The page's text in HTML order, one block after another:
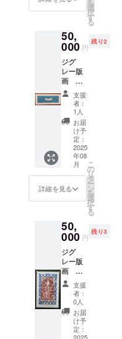
㎝ 多少
のサイ
はござ
います
ので、
ご了承
くださ
い。
を
選
択
す
る
50,
000 円
残り2
ジグ
レー版
画
「次元
への
ポータ
ル」 サ
イズ約
20×35
㎝ フ
レーム
サイ
ズ 約
32×46
㎝ 多少
のサイ
はござ
います
ので、
ご了承
くださ
い。
支援
者：
1人
お届
け予
定：
2025
年08
月
詳細を見る
こ
の
リ
タ
ー
ン
を
選
択
す
る
50,
000 円
残り3
ジグ
レー版
画
「地蔵
菩薩
様」
画面サ
イズ
21×36
支援
者：
0人
お届
け予
定：